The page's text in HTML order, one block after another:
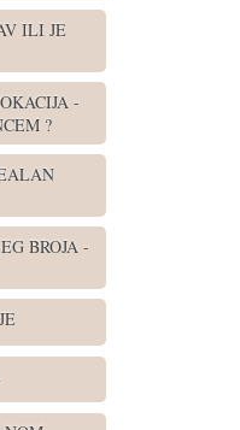
ILI JE
-
?
BROJA -